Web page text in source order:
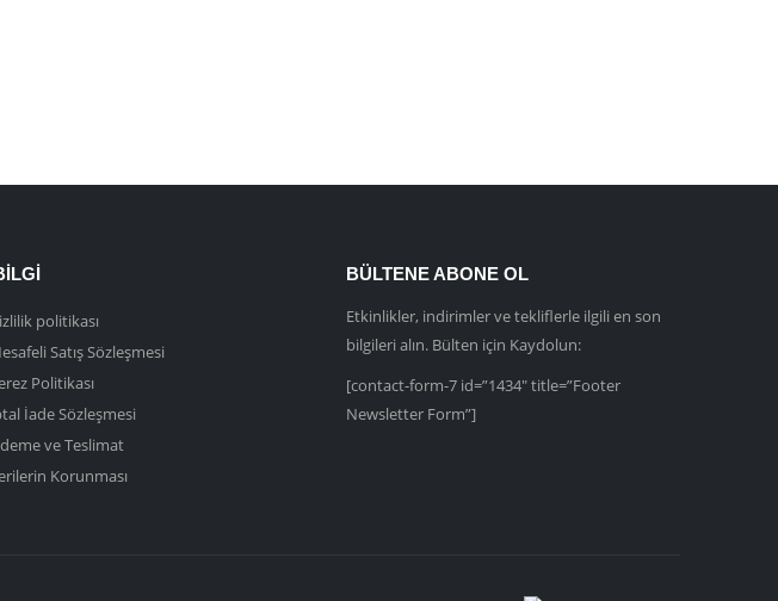
politikası
Satış Sözleşmesi
Politikası
İade Sözleşmesi
ve Teslimat
Korunması
BÜLTENE ABONE OL
Etkinlikler, indirimler ve tekliflerle ilgili en son
bilgileri alın. Bülten için Kaydolun:
[contact-form-7 id=”1434″ title=”Footer
Newsletter Form”]